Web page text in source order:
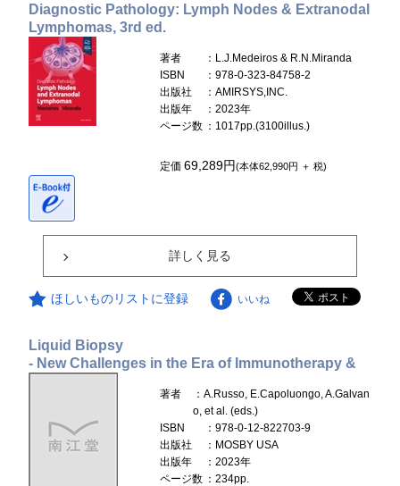
Diagnostic Pathology: Lymph Nodes & Extranodal
Lymphomas, 3rd ed.
著者
：L.J.Medeiros & R.N.Miranda
ISBN
：978-0-323-84758-2
出版社
：AMIRSYS,INC.
出版年
：2023年
ページ数 ：1017pp.(3100illus.)
定価69,289円(本体62,990円 ＋ 税)
詳しく見る
ほしいものリストに登録 いいね
Liquid Biopsy
- New Challenges in the Era of Immunotherapy &
著者
：A.Russo, E.Capoluongo, A.Galvan
o, et al. (eds.)
ISBN
：978-0-12-822703-9
出版社
：MOSBY USA
出版年
：2023年
ページ数 ：234pp.